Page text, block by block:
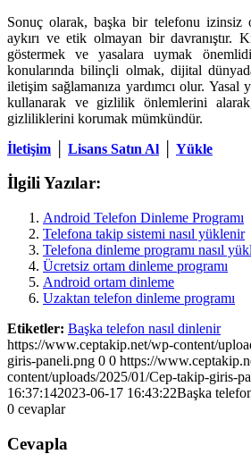
Sonuç olarak, başka bir telefonu izinsiz
aykırı ve etik olmayan bir davranıştır.
göstermek ve yasalara uymak
konularında bilinçli olmak, dijital
iletişim sağlamanıza yardımcı olur.
kullanarak ve gizlilik önlemlerini alarak,
gizliliklerini korumak mümkündür.
İletişim
Lisans Satın Al Yükle
İlgili Yazılar:
Android Telefon Dinleme Programı
Telefona takip sistemi nasıl yüklenir
Telefona dinleme programı nasıl
Ücretsiz ortam dinleme programı
Android ortam dinleme
Uzaktan telefon dinleme programı
Etiketler: Başka telefon nasıl dinlenir
https://www.ceptakip.net/wp-content/
giris-paneli.png 0 0 https://
content/uploads/2025/01/Cep-takip-giris-
16:37:142023-06-17 16:43:22Başka
0 cevaplar
Cevapla